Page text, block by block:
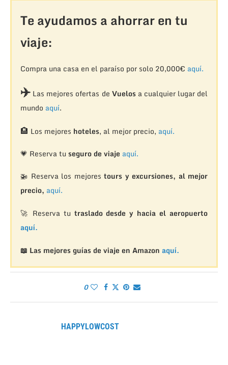
Te ayudamos a ahorrar en tu
viaje:
Compra una casa en el paraíso por solo 20,000€ aquí.
✈️Las mejores ofertas de Vuelosa cualquier lugar del
mundo aquí.
🏨 Los mejores hoteles, al mejor precio, aquí.
💗 Reserva tu seguro de viaje aquí.
🚁 Reserva los mejorestours y excursiones, al mejor
precio, aquí.
🚀 Reserva tu traslado desde y hacia el aeropuerto
aquí.
📖 Las mejores guías de viaje en Amazon aquí.
0
HAPPYLOWCOST